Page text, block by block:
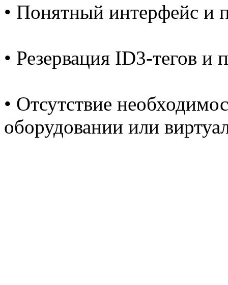
• Понятный интерфейс и
• Резервация ID3-тегов и
• Отсутствие
оборудовании или